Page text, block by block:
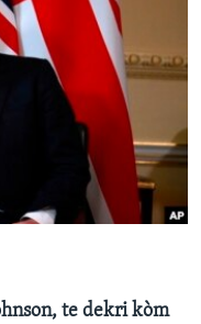
te dekri kòm